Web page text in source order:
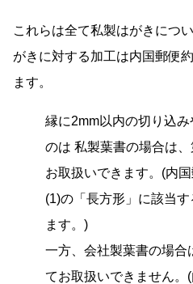
これらは全て私製はがきにつ
がきに対する加工は内国郵便
ます。
縁に2mm以内の切り込
のは 私製葉書の場合は
お取扱いできます。(内
(1)の「長方形」に該当
ます。)
一方、会社製葉書の場合
てお取扱いできません。